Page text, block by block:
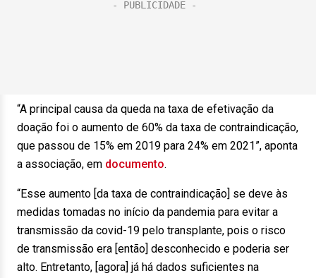
“A principal causa da queda na taxa de efetivação da
doação foi o aumento de 60% da taxa de contraindicação,
que passou de 15% em 2019 para 24% em 2021”, aponta
a associação, em documento.
“Esse aumento [da taxa de contraindicação] se deve às
medidas tomadas no início da pandemia para evitar a
transmissão da covid-19 pelo transplante, pois o risco
de transmissão era [então] desconhecido e poderia ser
alto. Entretanto, [agora] já há dados suficientes na